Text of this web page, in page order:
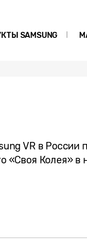
SAMSUNG
VR в России
«Своя Колея» в